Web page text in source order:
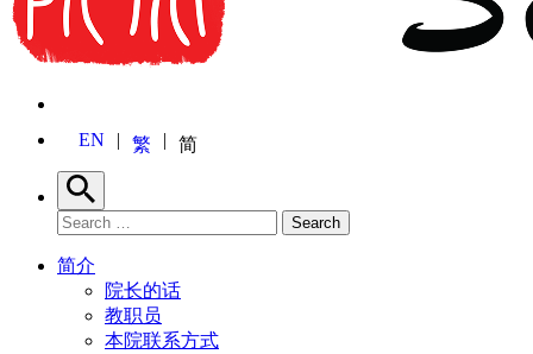
EN 繁 简
Search
Search for: Search
简介
院长的话
教职员
本院联系方式